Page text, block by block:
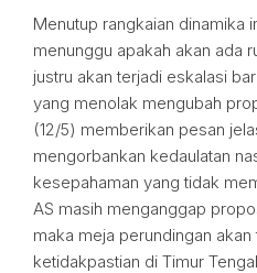
Menutup rangkaian dinamika
menunggu apakah akan ada
justru akan terjadi eskalasi
yang menolak mengubah
(12/5) memberikan pesan
mengorbankan kedaulatan
kesepahaman yang tidak
AS masih menganggap
maka meja perundingan
ketidakpastian di Timur